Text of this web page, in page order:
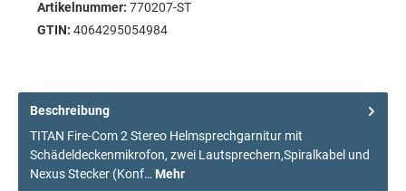
Artikelnummer: 770207-ST
GTIN: 4064295054984
Beschreibung
TITAN Fire-Com 2 Stereo Helmsprechgarnitur mit
Schädeldeckenmikrofon, zwei Lautsprechern,Spiralkabel und
Nexus Stecker (Konf… Mehr